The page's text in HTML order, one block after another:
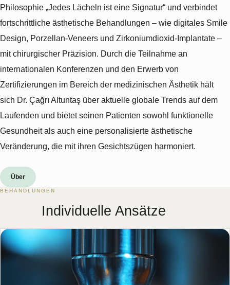
Philosophie „Jedes Lächeln ist eine Signatur“ und verbindet
fortschrittliche ästhetische Behandlungen – wie digitales Smile
Design, Porzellan-Veneers und Zirkoniumdioxid-Implantate –
mit chirurgischer Präzision. Durch die Teilnahme an
internationalen Konferenzen und den Erwerb von
Zertifizierungen im Bereich der medizinischen Ästhetik hält
sich Dr. Çağrı Altuntaş über aktuelle globale Trends auf dem
Laufenden und bietet seinen Patienten sowohl funktionelle
Gesundheit als auch eine personalisierte ästhetische
Veränderung, die mit ihren Gesichtszügen harmoniert.
Über
BEHANDLUNGEN
Individuelle Ansätze